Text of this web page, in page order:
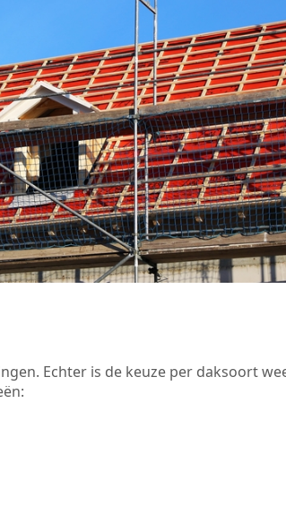
Echter is de keuze per daksoort